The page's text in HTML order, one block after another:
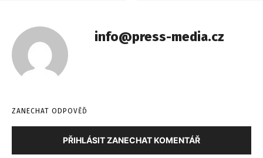
info@press-media.cz
ZANECHAT ODPOVĚĎ
PŘIHLÁSIT ZANECHAT KOMENTÁŘ